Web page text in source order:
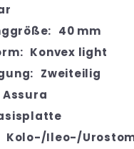
40 mm
Konvex light
Zweiteilig
Assura
Kolo-/Ileo-/